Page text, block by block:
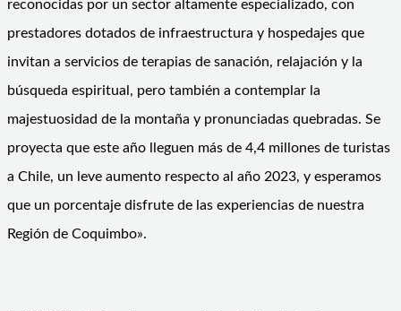
reconocidas por un sector altamente especializado, con
prestadores dotados de infraestructura y hospedajes que
invitan a servicios de terapias de sanación, relajación y la
búsqueda espiritual, pero también a contemplar la
majestuosidad de la montaña y pronunciadas quebradas. Se
proyecta que este año lleguen más de 4,4 millones de turistas
a Chile, un leve aumento respecto al año 2023, y esperamos
que un porcentaje disfrute de las experiencias de nuestra
Región de Coquimbo».